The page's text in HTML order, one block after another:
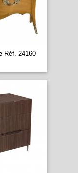
Réf. 24160